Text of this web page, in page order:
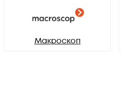
Макроскоп